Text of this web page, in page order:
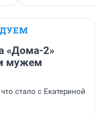
«Дома-2»
мужем
стало с Екатериной